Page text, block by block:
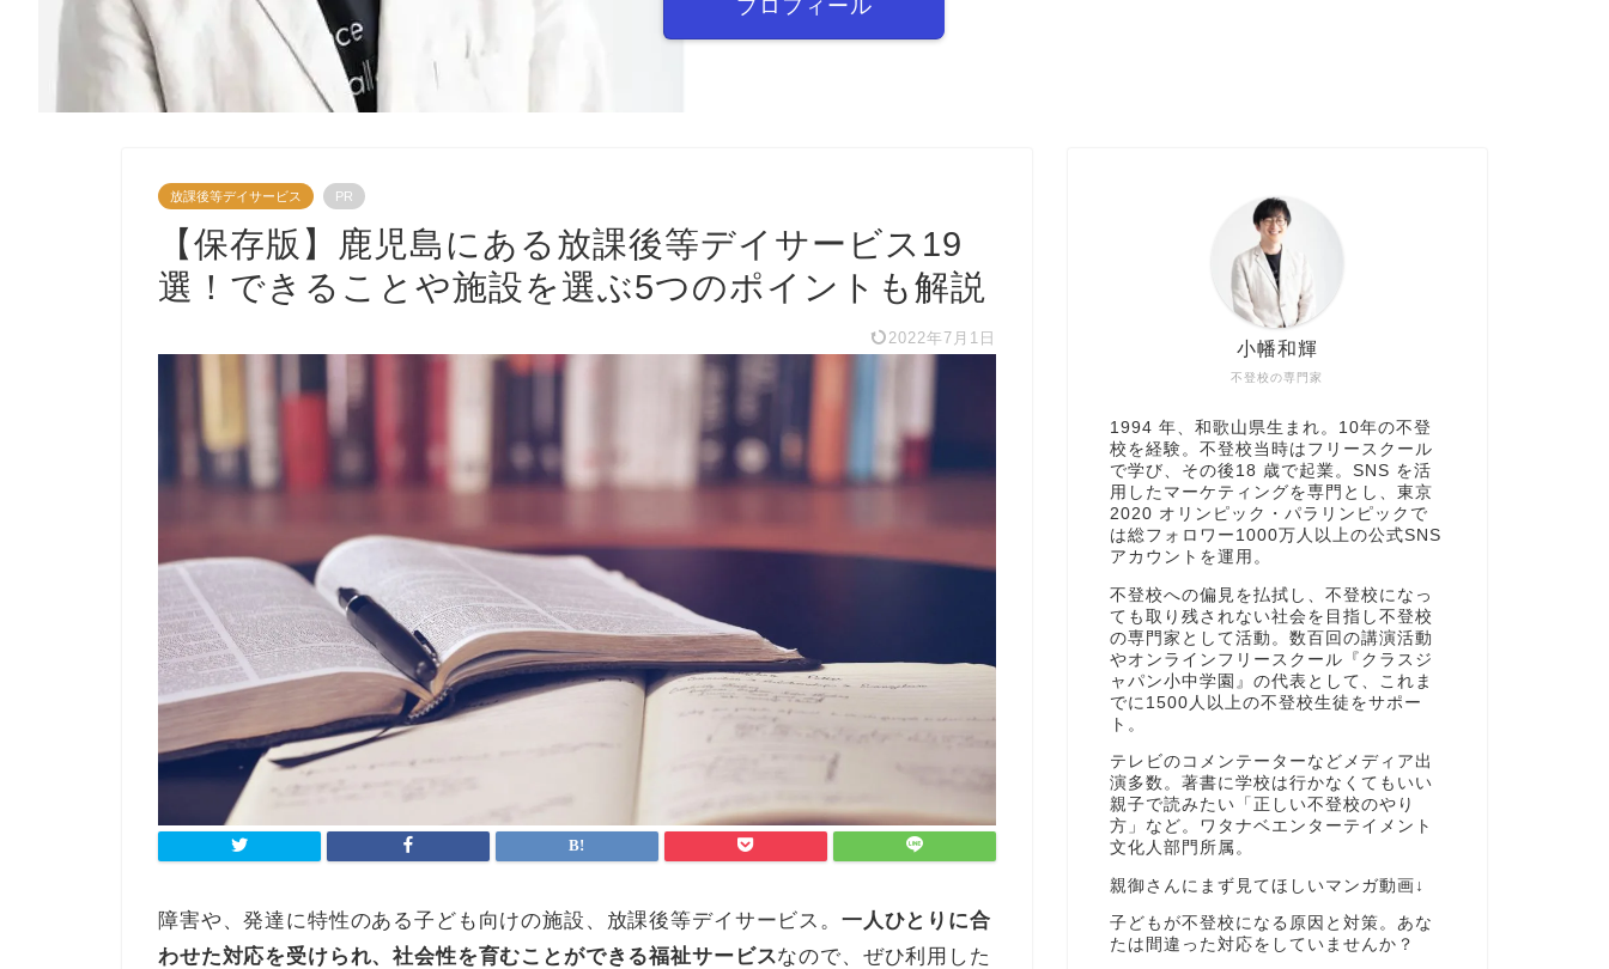
プロフィール
放課後等デイサービス PR
【保存版】鹿児島にある放課後等デイサービス19
選！できることや施設を選ぶ5つのポイントも解説
2022年7月1日
障害や、発達に特性のある子ども向けの施設、放課後等デイサービス。 一人ひとりに合
わせた対応を受けられ、社会性を育むことができる福祉サービスなので、ぜひ利用した
不登校の専門家
小幡和輝
1994 年、和歌山県生まれ。10年の不登
校を経験。不登校当時はフリースクール
で学び、その後18 歳で起業。SNS を活
用したマーケティングを専門とし、東京
2020 オリンピック・パラリンピックで
は総フォロワー1000万人以上の公式SNS
アカウントを運用。
不登校への偏見を払拭し、不登校になっ
ても取り残されない社会を目指し不登校
の専門家として活動。数百回の講演活動
やオンラインフリースクール『クラスジ
ャパン小中学園』の代表として、これま
でに1500人以上の不登校生徒をサポー
ト。
テレビのコメンテーターなどメディア出
演多数。著書に学校は行かなくてもいい
親子で読みたい「正しい不登校のやり
方」など。ワタナベエンターテイメント
文化人部門所属。
親御さんにまず見てほしいマンガ動画↓
子どもが不登校になる原因と対策。あな
たは間違った対応をしていませんか？